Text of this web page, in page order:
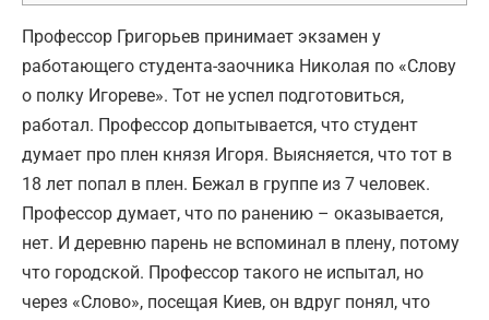
Профессор Григорьев принимает экзамен у
работающего студента-заочника Николая по «Слову
о полку Игореве». Тот не успел подготовиться,
работал. Профессор допытывается, что студент
думает про плен князя Игоря. Выясняется, что тот в
18 лет попал в плен. Бежал в группе из 7 человек.
Профессор думает, что по ранению – оказывается,
нет. И деревню парень не вспоминал в плену, потому
что городской. Профессор такого не испытал, но
через «Слово», посещая Киев, он вдруг понял, что